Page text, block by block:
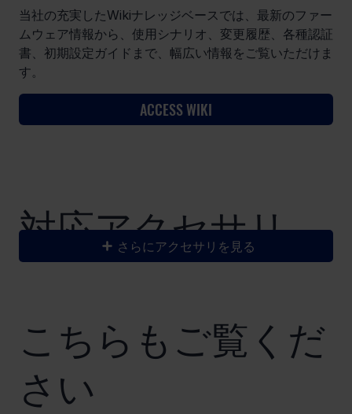
当社の充実したWikiナレッジベースでは、最新のファー
ムウェア情報から、使用シナリオ、変更履歴、各種認証
書、初期設定ガイドまで、幅広い情報をご覧いただけま
す。
ACCESS WIKI
​対応アクセサリ
さらにアクセサリを見る
こちらもご覧くだ
さい